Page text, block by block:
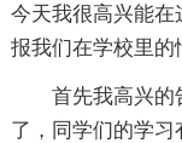
今天我很高兴能在
报我们在学校里的
首先我高兴的
了，同学们的学